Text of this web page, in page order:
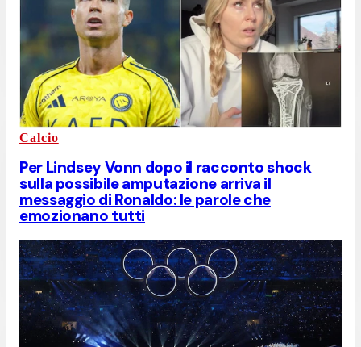
Calcio
Per Lindsey Vonn dopo il racconto shock
sulla possibile amputazione arriva il
messaggio di Ronaldo: le parole che
emozionano tutti